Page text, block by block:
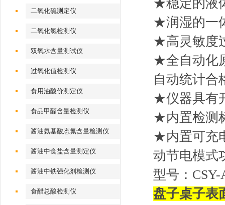
二氧化硫测定仪
二氧化氯检测仪
双氧水含量测试仪
过氧化值检测仪
食用油酸价测定仪
食品甲醛含量检测仪
酱油氨基酸态氮含量检测仪
酱油中食盐含量测定仪
酱油中铁强化剂检测仪
食醋总酸检测仪
★稳定的液
★润湿的一
★高灵敏度
★全自动化
自动统计合
★仪器具有
★内置检测
★内置可充
动节电模式
型号：CSY-
盘子桌子表